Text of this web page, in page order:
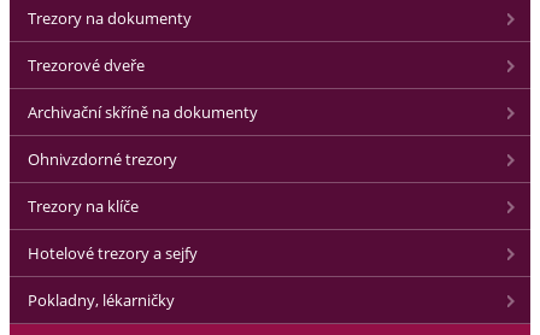
Trezory na dokumenty
Trezorové dveře
Archivační skříně na dokumenty
Ohnivzdorné trezory
Trezory na klíče
Hotelové trezory a sejfy
Pokladny, lékarničky